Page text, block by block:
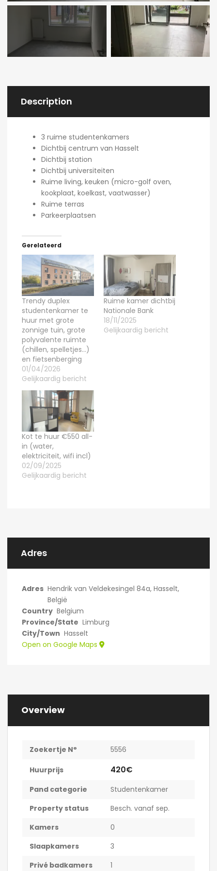
Description
3 ruime studentenkamers
Dichtbij centrum van Hasselt
Dichtbij station
Dichtbij universiteiten
Ruime living, keuken (micro-golf oven,
kookplaat, koelkast, vaatwasser)
Ruime terras
Parkeerplaatsen
Gerelateerd
Trendy duplex
studentenkamer te
huur met grote
zonnige tuin, grote
polyvalente ruimte
(chillen, spelletjes…)
en fietsenberging
01/04/2026
Gelijkaardig bericht
Ruime kamer dichtbij
Nationale Bank
18/11/2025
Gelijkaardig bericht
Kot te huur €550 all-
in (water,
elektriciteit, wifi incl)
02/09/2025
Gelijkaardig bericht
Adres
Adres Hendrik van Veldekesingel 84a, Hasselt,
België
Country Belgium
Province/State Limburg
City/Town Hasselt
Open on Google Maps
Overview
Zoekertje N° 5556
Huurprijs 420€
Pand categorie
Studentenkamer
Property status
Besch. vanaf sep.
Kamers
0
Slaapkamers
3
Privé badkamers
1